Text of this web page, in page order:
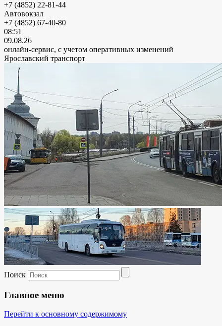
+7 (4852) 22-81-44
Автовокзал
+7 (4852) 67-40-80
08:51
09.08.26
онлайн-сервис, с учетом оперативных изменений
Ярославский транспорт
Поиск
Главное меню
Перейти к основному содержимому